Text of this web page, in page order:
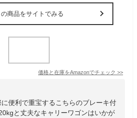
の商品をサイトでみる
価格と在庫をAmazonでチェック >>
便利で重宝するこちらのブレーキ付
と丈夫なキャリーワゴンはいかが